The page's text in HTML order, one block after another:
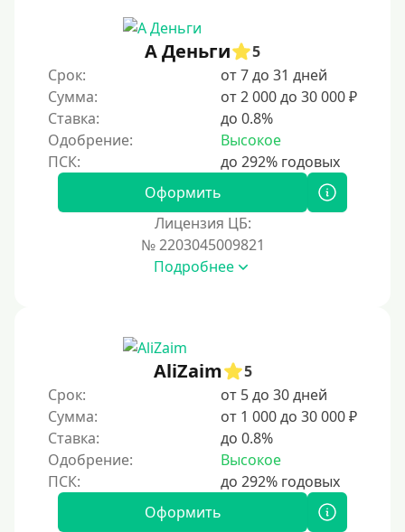
А Деньги
5
Срок:
от 7 до 31 дней
Сумма:
от 2 000 до 30 000 ₽
Ставка:
до 0.8%
Одобрение:
Высокое
Оформить
Лицензия ЦБ:
№ 2203045009821
Подробнее
AliZaim
5
Срок:
от 5 до 30 дней
Сумма:
от 1 000 до 30 000 ₽
Ставка:
до 0.8%
Одобрение:
Высокое
Оформить